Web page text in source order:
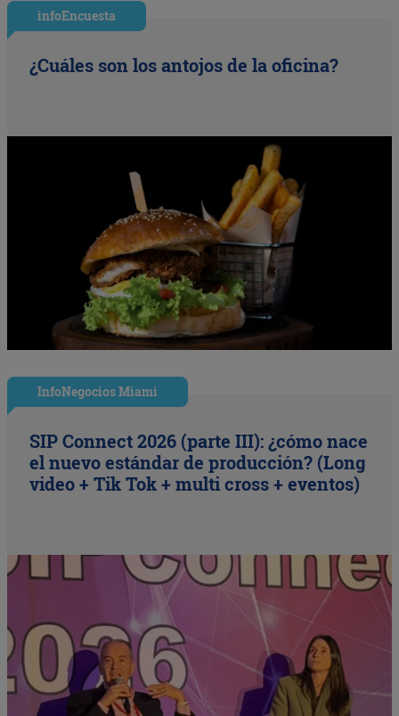
infoEncuesta
¿Cuáles son los antojos de la oficina?
InfoNegocios Miami
SIP Connect 2026 (parte III): ¿cómo nace
el nuevo estándar de producción? (Long
video + Tik Tok + multi cross + eventos)